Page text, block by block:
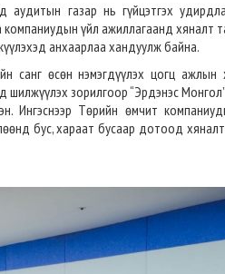
газар нь гүйцэтгэх
үйл ажиллагаанд хяналт
анхаарлаа хандуулж байна.
санг өсөн нэмэгдүүлэх цогц
шилжүүлэх зорилгоор “Эрдэнэс
Ингэснээр Төрийн өмчит
бус, хараат бусаар дотоод